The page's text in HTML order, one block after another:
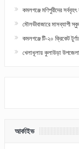
কমলগঞ্জে মণিপুরীদের
মৌলভীবাজারে মাসব্যাপী
কমলগঞ্জে টি-২০ ক্রিকেট
খেলাধূলায় কুলাউড়া
আর্কাইভ